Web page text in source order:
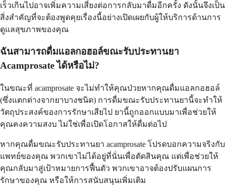
เร็วเกินไปอาจเพิ่มความเสี่ยงต่อการกลับมาดื่มอีกครั้ง ดังนั้นจึงเป็น
สิ่งสำคัญที่จะต้องพูดคุยเรื่องนี้อย่างเปิดเผยกับผู้ให้บริการด้านการ
ดูแลสุขภาพของคุณ
ฉันสามารถดื่มแอลกอฮอล์ขณะรับประทานยา
Acamprosate ได้หรือไม่?
ในขณะที่ acamprosate จะไม่ทำให้คุณป่วยหากคุณดื่มแอลกอฮอล์
(ซึ่งแตกต่างจากยาบางชนิด) การดื่มขณะรับประทานยานี้จะทำให้
วัตถุประสงค์ของการรักษาเสียไป ยานี้ถูกออกแบบมาเพื่อช่วยให้
คุณคงความสงบ ไม่ใช่เพื่อเปิดโอกาสให้ดื่มต่อไป
หากคุณดื่มขณะรับประทานยา acamprosate โปรดบอกความจริงกับ
แพทย์ของคุณ พวกเขาไม่ได้อยู่ที่นั่นเพื่อตัดสินคุณ แต่เพื่อช่วยให้
คุณกลับมาสู่เป้าหมายการฟื้นตัว พวกเขาอาจต้องปรับแผนการ
รักษาของคุณ หรือให้การสนับสนุนเพิ่มเติม